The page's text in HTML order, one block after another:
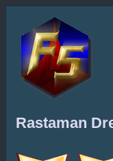
Rastaman